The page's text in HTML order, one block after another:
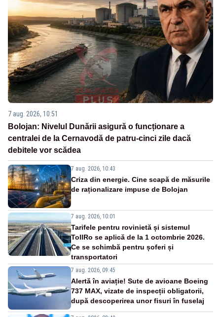
7 aug. 2026, 10:51
Bolojan: Nivelul Dunării asigură o funcționare a
centralei de la Cernavodă de patru-cinci zile dacă
debitele vor scădea
7 aug. 2026, 10:43
Criza din energie. Cine scapă de măsurile
de raționalizare impuse de Bolojan
7 aug. 2026, 10:01
Tarifele pentru rovinietă și sistemul
TollRo se aplică de la 1 octombrie 2026.
Ce se schimbă pentru șoferi și
transportatori
7 aug. 2026, 09:45
Alertă în aviație! Sute de avioane Boeing
737 MAX, vizate de inspecții obligatorii,
după descoperirea unor fisuri în fuselaj